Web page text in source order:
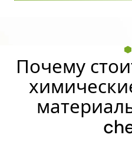
Почему